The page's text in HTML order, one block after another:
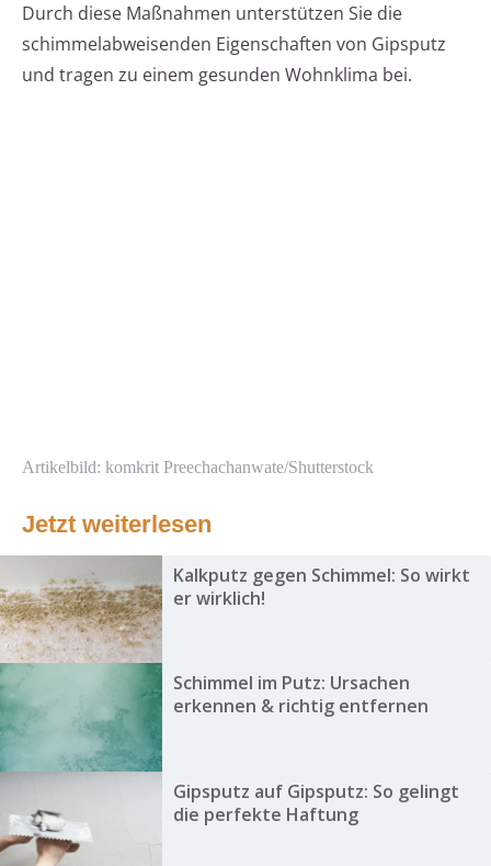
Durch diese Maßnahmen unterstützen Sie die
schimmelabweisenden Eigenschaften von Gipsputz
und tragen zu einem gesunden Wohnklima bei.
Artikelbild: komkrit Preechachanwate/Shutterstock
Jetzt weiterlesen
Kalkputz gegen Schimmel: So wirkt
er wirklich!
Schimmel im Putz: Ursachen
erkennen & richtig entfernen
Gipsputz auf Gipsputz: So gelingt
die perfekte Haftung